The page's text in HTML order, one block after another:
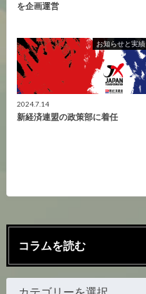
を企画運営
お知らせと実績
2024.7.14
新経済連盟の政策部に着任
コラムを読む